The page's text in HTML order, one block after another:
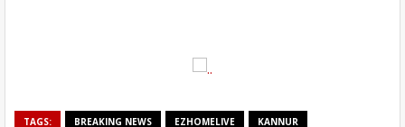
TAGS: BREAKING NEWS EZHOMELIVE KANNUR